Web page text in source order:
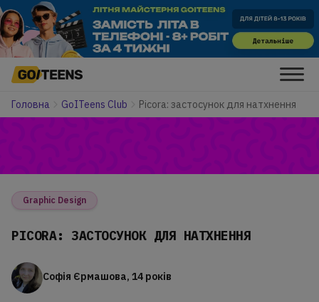
Головна GoITeens Club Picora: застосунок для натхнення
Graphic Design
PICORA: ЗАСТОСУНОК ДЛЯ НАТХНЕННЯ
Софія Єрмашова, 14 років